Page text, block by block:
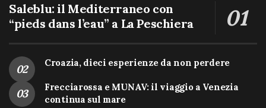
Saleblu: il Mediterraneo con
“pieds dans l’eau” a La Peschiera
Croazia, dieci esperienze da non perdere
Frecciarossa e MUNAV: il viaggio a Venezia
continua sul mare